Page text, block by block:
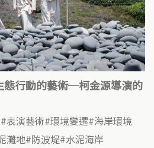
態行動的藝術─柯金源導演的
表演藝術 環境變遷 海岸環境
灘地 防波堤 水泥海岸